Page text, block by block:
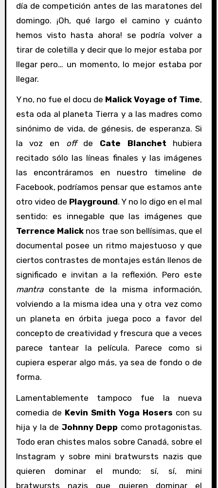
día de competición antes de las maratones del
domingo. ¡Oh, qué largo el camino y cuánto
hemos visto hasta ahora! se podría volver a
tirar de coletilla y decir que lo mejor estaba por
llegar pero… un momento, lo mejor estaba por
llegar.
Y no, no fue el docu de Malick Voyage of Time,
esta oda al planeta Tierra y a las madres como
sinónimo de vida, de génesis, de esperanza. Si
la voz en offde Cate Blanchet hubiera
recitado sólo las líneas finales y las imágenes
las encontráramos en nuestro timeline de
Facebook, podríamos pensar que estamos ante
otro video de Playground. Y no lo digo en el mal
sentido: es innegable que las imágenes que
Terrence Malicknos trae son bellísimas, que el
documental posee un ritmo majestuoso y que
ciertos contrastes de montajes están llenos de
significado e invitan a la reflexión. Pero este
mantraconstante de la misma información,
volviendo a la misma idea una y otra vez como
un planeta en órbita juega poco a favor del
concepto de creatividad y frescura que a veces
parece tantear la película. Parece como si
cupiera esperar algo más, ya sea de fondo o de
forma.
Lamentablemente tampoco fue la nueva
comedia de Kevin Smith Yoga Hosers con su
hija y la de Johnny Depp como protagonistas.
Todo eran chistes malos sobre Canadá, sobre el
Instagram y sobre mini bratwursts nazis que
quieren dominar el mundo; sí, sí, mini
bratwursts nazis que quieren dominar el